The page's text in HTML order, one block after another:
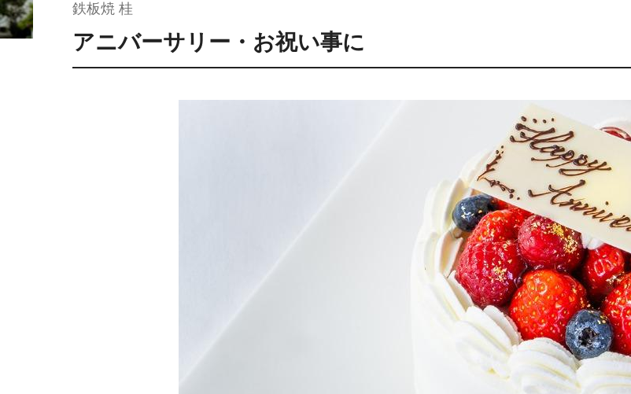
鉄板焼 桂
アニバーサリー・お祝い事に